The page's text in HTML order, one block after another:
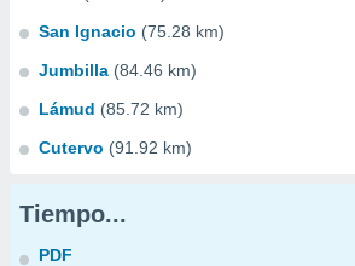
San Ignacio (75.28 km)
Jumbilla (84.46 km)
Lámud (85.72 km)
Cutervo (91.92 km)
Tiempo...
PDF